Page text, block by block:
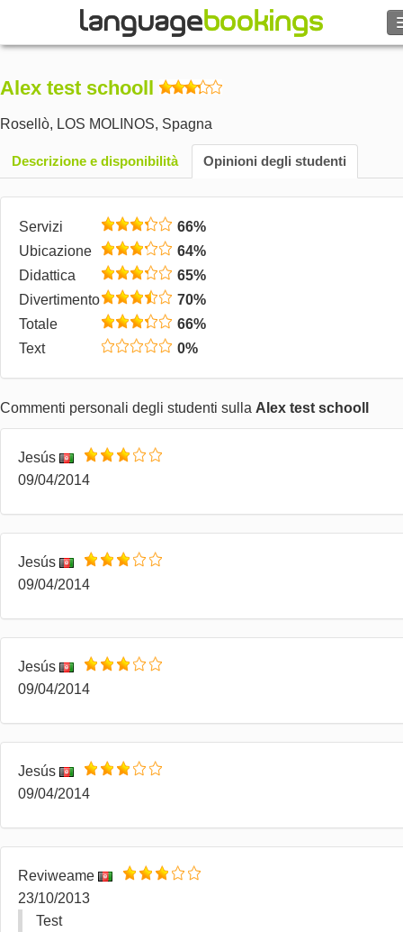
Entra
Aiuto
Valuta
Alex test schooll
Rosellò, LOS MOLINOS, Spagna
Descrizione e disponibilità Opinioni degli studenti
Servizi
66%
Ubicazione
64%
Didattica
65%
Divertimento
70%
Totale
66%
Text
0%
Commenti personali degli studenti sulla Alex test schooll
Jesús
09/04/2014
Jesús
09/04/2014
Jesús
09/04/2014
Jesús
09/04/2014
Reviweame
23/10/2013
Test